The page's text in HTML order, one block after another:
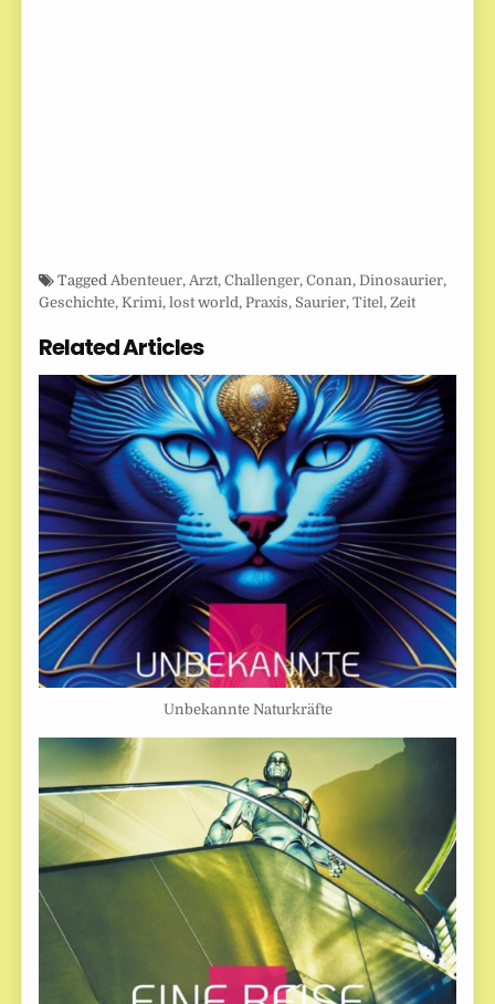
Tagged Abenteuer, Arzt,Challenger,Conan, Dinosaurier,
Geschichte,Krimi,lost world , Praxis, Saurier,Titel , Zeit
Related Articles
Unbekannte Naturkräfte